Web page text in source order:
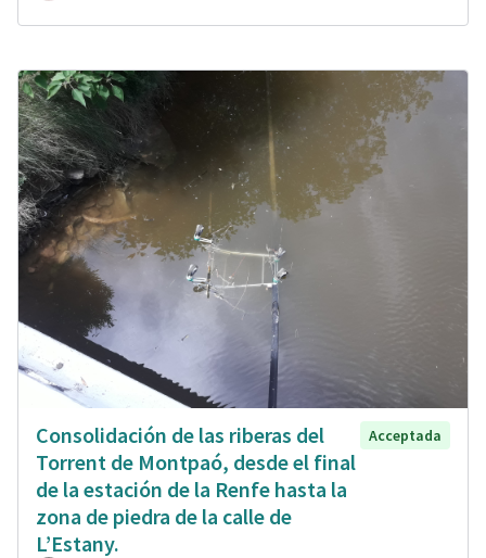
Consolidación de las riberas del
Torrent de Montpaó, desde el final
de la estación de la Renfe hasta la
zona de piedra de la calle de
L’Estany.
Acceptada